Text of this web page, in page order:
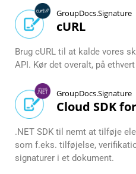
GroupDocs.Signature
cURL
Brug cURL til at kalde vores
API. Kør det overalt, på
GroupDocs.Signature
Cloud SDK
.NET SDK til nemt at tilføje
som f.eks. tilføjelse,
signaturer i et dokument.